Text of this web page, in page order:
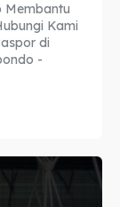
Membantu
Kami
di
-